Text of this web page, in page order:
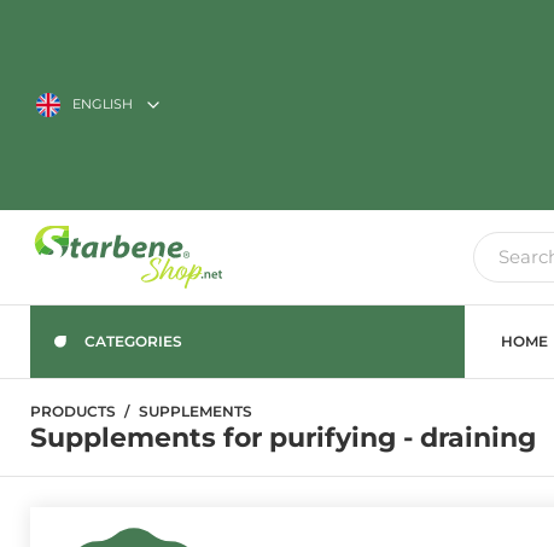
ENGLISH
CATEGORIES HOME
PRODUCTS SUPPLEMENTS
Supplements for purifying - draining